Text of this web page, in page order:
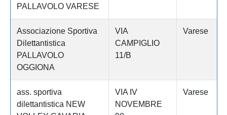
PALLAVOLO VARESE
Associazione Sportiva
Dilettantistica
PALLAVOLO
OGGIONA
VIA
CAMPIGLIO
11/B
Varese
ass. sportiva
dilettantistica NEW
VIA IV
NOVEMBRE
Varese